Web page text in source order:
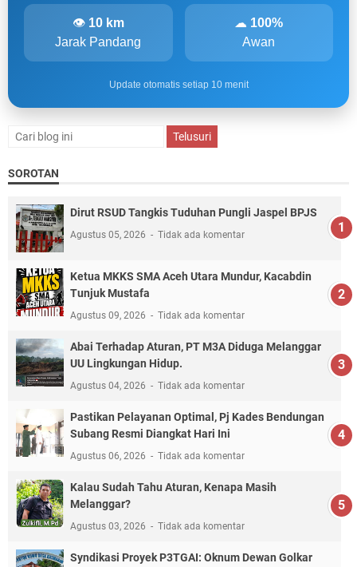
👁 10 km
Jarak Pandang
☁ 100%
Awan
Update otomatis setiap 10 menit
SOROTAN
Dirut RSUD Tangkis Tuduhan Pungli Jaspel BPJS
Agustus 05, 2026 Tidak ada komentar
Ketua MKKS SMA Aceh Utara Mundur, Kacabdin
Tunjuk Mustafa
Agustus 09, 2026 Tidak ada komentar
Abai Terhadap Aturan, PT M3A Diduga Melanggar
UU Lingkungan Hidup.
Agustus 04, 2026 Tidak ada komentar
Pastikan Pelayanan Optimal, Pj Kades Bendungan
Subang Resmi Diangkat Hari Ini
Agustus 06, 2026 Tidak ada komentar
Kalau Sudah Tahu Aturan, Kenapa Masih
Melanggar?
Agustus 03, 2026 Tidak ada komentar
Syndikasi Proyek P3TGAI: Oknum Dewan Golkar